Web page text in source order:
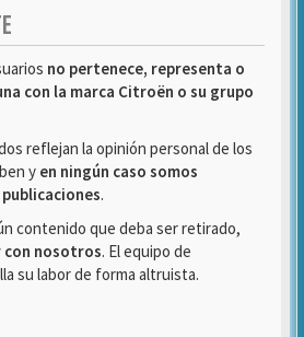
no pertenece, representa o
con la marca Citroën o su grupo
reflejan la opinión personal de los
y en ningún caso somos
.
contenido que deba ser retirado,
nosotros. El equipo de
su labor de forma altruista.